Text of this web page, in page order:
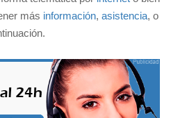
más información, asistencia, o